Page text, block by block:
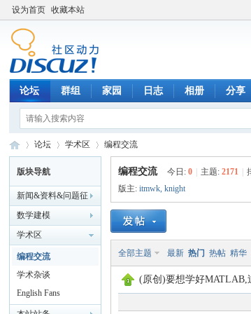
设为首页 收藏本站
论坛 群组 家园 日志 相册 分享
数 »
论坛
›
学术区
›
编程交流
版块导航
新闻&资料&问题征
解&企校合作
数学建模
学术区
编程交流
学术杂谈
English Fans
编程交流 今日:0 主题:2171
版主:itmwk,knight
全部主题 最新 热门 热帖 精华
(原创)要想学好MATLAB,